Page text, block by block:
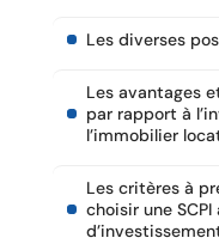
Les diverses
Les avantages
par rapport à
l’immobilier
Les critères à
choisir une